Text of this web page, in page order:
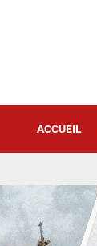
ACCUEIL